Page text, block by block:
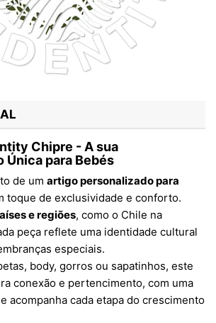
Chipre - A sua
Única para Bebés
de um artigo personalizado para
toque de exclusividade e conforto.
e regiões, como o Chile na
peça reflete uma identidade cultural
especiais.
body, gorros ou sapatinhos, este
conexão e pertencimento, com uma
acompanha cada etapa do crescimento